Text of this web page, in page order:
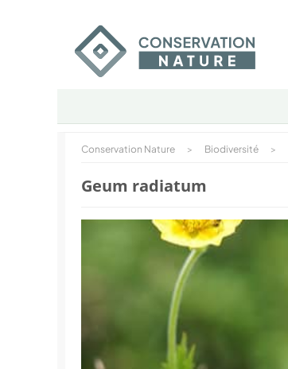
Conservation Nature > Biodiversité >
Geum radiatum